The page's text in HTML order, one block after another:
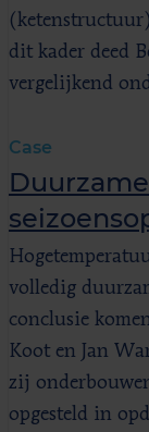
dit kader deed
vergelijkend
Case
volledig
conclusie
Koot en Jan
zij
opgesteld in